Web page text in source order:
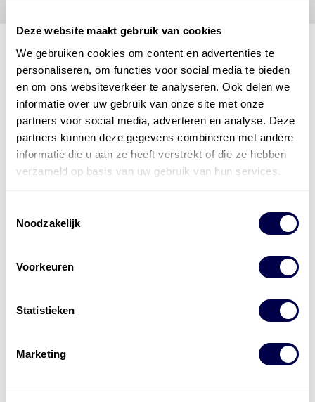
Deze website maakt gebruik van cookies
We gebruiken cookies om content en advertenties te
personaliseren, om functies voor social media te bieden
en om ons websiteverkeer te analyseren. Ook delen we
informatie over uw gebruik van onze site met onze
partners voor social media, adverteren en analyse. Deze
partners kunnen deze gegevens combineren met andere
informatie die u aan ze heeft verstrekt of die ze hebben
verzameld op basis van uw gebruik van hun services.
Noodzakelijk
Voorkeuren
Statistieken
Marketing
Den Hartog Energies
bestaat uitvier divisies